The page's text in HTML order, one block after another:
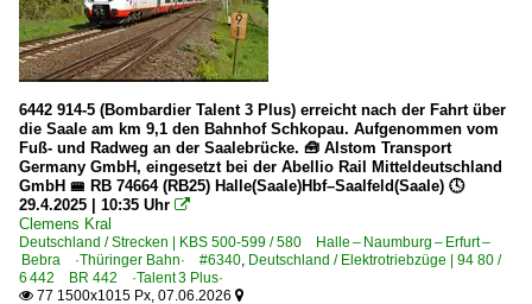
6442 914-5 (Bombardier Talent 3 Plus) erreicht nach der Fahrt über
die Saale am km 9,1 den Bahnhof Schkopau. Aufgenommen vom
Fuß- und Radweg an der Saalebrücke. 🧰 Alstom Transport
Germany GmbH, eingesetzt bei der Abellio Rail Mitteldeutschland
GmbH 🚝 RB 74664 (RB25) Halle(Saale)Hbf–Saalfeld(Saale) 🕓
29.4.2025 | 10:35 Uhr 
Clemens Kral
Deutschland / Strecken | KBS 500-599 / 580 Halle – Naumburg – Erfurt –
Bebra ·Thüringer Bahn· #6340, Deutschland / Elektrotriebzüge | 94 80 /
6 442 BR 442 ·Talent 3 Plus·
 77 1500x1015 Px, 07.06.2026 